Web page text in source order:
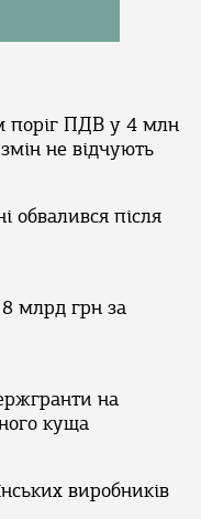
поріг ПДВ у 4 млн
не відчують
обвалився після
млрд грн за
на
куща
виробників